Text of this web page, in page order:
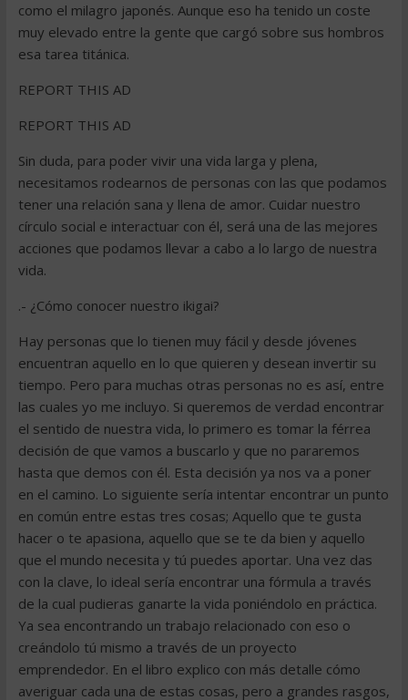
como el milagro japonés. Aunque eso ha tenido un coste
muy elevado entre la gente que cargó sobre sus hombros
esa tarea titánica.
REPORT THIS AD
REPORT THIS AD
Sin duda, para poder vivir una vida larga y plena,
necesitamos rodearnos de personas con las que podamos
tener una relación sana y llena de amor. Cuidar nuestro
círculo social e interactuar con él, será una de las mejores
acciones que podamos llevar a cabo a lo largo de nuestra
vida.
.- ¿Cómo conocer nuestro ikigai?
Hay personas que lo tienen muy fácil y desde jóvenes
encuentran aquello en lo que quieren y desean invertir su
tiempo. Pero para muchas otras personas no es así, entre
las cuales yo me incluyo. Si queremos de verdad encontrar
el sentido de nuestra vida, lo primero es tomar la férrea
decisión de que vamos a buscarlo y que no pararemos
hasta que demos con él. Esta decisión ya nos va a poner
en el camino. Lo siguiente sería intentar encontrar un punto
en común entre estas tres cosas; Aquello que te gusta
hacer o te apasiona, aquello que se te da bien y aquello
que el mundo necesita y tú puedes aportar. Una vez das
con la clave, lo ideal sería encontrar una fórmula a través
de la cual pudieras ganarte la vida poniéndolo en práctica.
Ya sea encontrando un trabajo relacionado con eso o
creándolo tú mismo a través de un proyecto
emprendedor. En el libro explico con más detalle cómo
averiguar cada una de estas cosas, pero a grandes rasgos,